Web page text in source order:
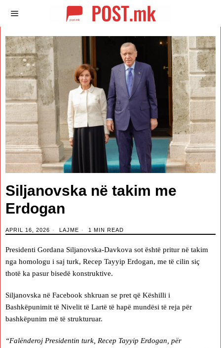
Siljanovska në takim me
Erdogan
APRIL 16, 2026 LAJME 1 MIN READ
Presidenti Gordana Siljanovska-Davkova sot është pritur në takim
nga homologu i saj turk, Recep Tayyip Erdogan, me të cilin siç
thotë ka pasur bisedë konstruktive.
Siljanovska në Facebook shkruan se pret që Këshilli i
Bashkëpunimit të Nivelit të Lartë të hapë mundësi të reja për
bashkëpunim më të strukturuar.
“Falënderoj Presidentin turk, Recep Tayyip Erdogan, për